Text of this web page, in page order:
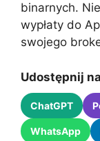
binarnych.
wypłaty do
swojego
Udostępnij
ChatGPT
WhatsApp